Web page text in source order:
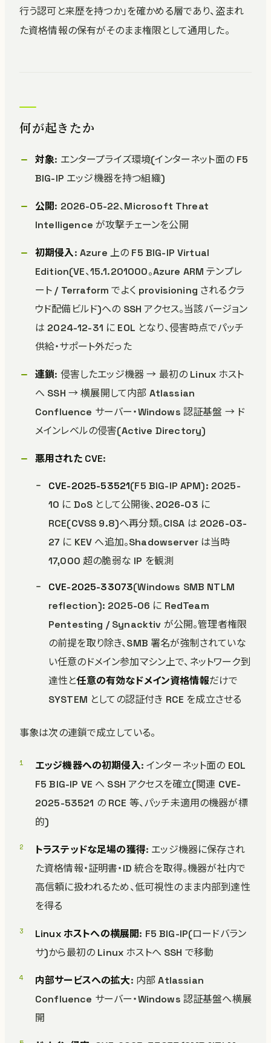
行う認可と来歴を持つか」を確かめる層であり、盗まれ
た資格情報の保有がそのまま権限として通用した。
何が起きたか
対象: エンタープライズ環境(インターネット面の F5
BIG-IP エッジ機器を持つ組織)
公開: 2026-05-22、Microsoft Threat
Intelligence が攻撃チェーンを公開
初期侵入: Azure 上の F5 BIG-IP Virtual
Edition(VE、15.1.201000。Azure ARM テンプレ
ート / Terraform でよく provisioning されるクラ
ウド配備ビルド)への SSH アクセス。当該バージョン
は 2024-12-31 に EOL となり、侵害時点でパッチ
供給・サポート外だった
連鎖: 侵害したエッジ機器 → 最初の Linux ホスト
へ SSH → 横展開して内部 Atlassian
Confluence サーバー・Windows 認証基盤 → ド
メインレベルの侵害(Active Directory)
悪用された CVE:
CVE-2025-53521(F5 BIG-IP APM): 2025-
10 に DoS として公開後、2026-03 に
RCE(CVSS 9.8)へ再分類。CISA は 2026-03-
27 に KEV へ追加。Shadowserver は当時
17,000 超の脆弱な IP を観測
CVE-2025-33073(Windows SMB NTLM
reflection): 2025-06 に RedTeam
Pentesting / Synacktiv が公開。管理者権限
の前提を取り除き、SMB 署名が強制されていな
い任意のドメイン参加マシン上で、ネットワーク到
達性と任意の有効なドメイン資格情報だけで
SYSTEM としての認証付き RCE を成立させる
事象は次の連鎖で成立している。
エッジ機器への初期侵入: インターネット面の EOL
F5 BIG-IP VE へ SSH アクセスを確立(関連 CVE-
2025-53521 の RCE 等、パッチ未適用の機器が標
的)
トラステッドな足場の獲得: エッジ機器に保存され
た資格情報・証明書・ID 統合を取得。機器が社内で
高信頼に扱われるため、低可視性のまま内部到達性
を得る
Linux ホストへの横展開: F5 BIG-IP(ロードバラン
サ)から最初の Linux ホストへ SSH で移動
内部サービスへの拡大: 内部 Atlassian
Confluence サーバー・Windows 認証基盤へ横展
開